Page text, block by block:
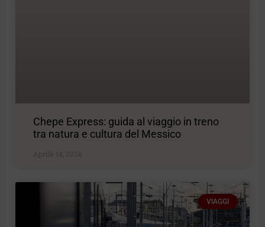
Chepe Express: guida al viaggio in treno
tra natura e cultura del Messico
Aprile 14, 2026
VIAGGI